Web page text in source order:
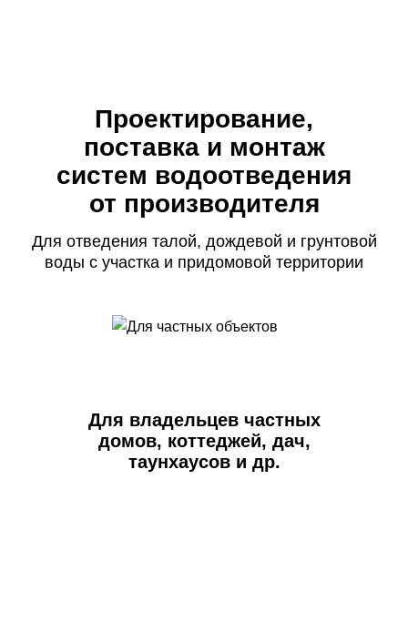
Проектирование,
поставка и монтаж
систем водоотведения
от производителя
Для отведения талой, дождевой и грунтовой
воды с участка и придомовой территории
Для владельцев частных
домов, коттеджей, дач,
таунхаусов и др.